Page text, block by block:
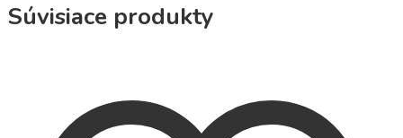
Súvisiace produkty